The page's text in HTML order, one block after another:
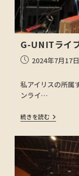
G-UNITライ
2024年7月17日
私アイリスの所属
ンライ…
続きを読む